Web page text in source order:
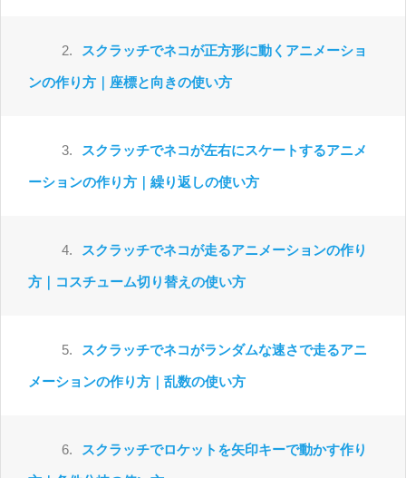
2. スクラッチでネコが正方形に動くアニメーショ
ンの作り方｜座標と向きの使い方
3. スクラッチでネコが左右にスケートするアニメ
ーションの作り方｜繰り返しの使い方
4. スクラッチでネコが走るアニメーションの作り
方｜コスチューム切り替えの使い方
5. スクラッチでネコがランダムな速さで走るアニ
メーションの作り方｜乱数の使い方
6. スクラッチでロケットを矢印キーで動かす作り